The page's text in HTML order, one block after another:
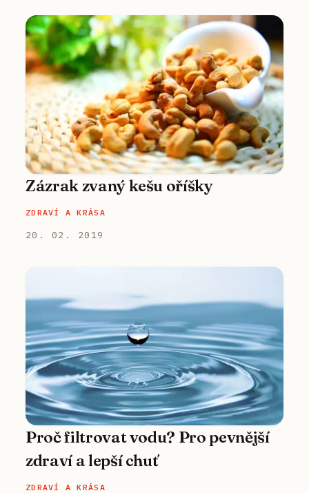
Zázrak zvaný kešu oříšky
ZDRAVÍ A KRÁSA
20. 02. 2019
Proč filtrovat vodu? Pro pevnější
zdraví a lepší chuť
ZDRAVÍ A KRÁSA